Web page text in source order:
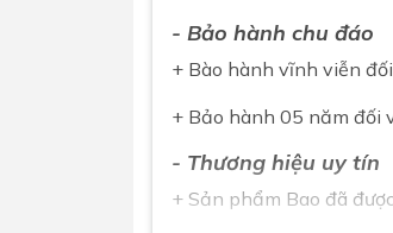
- Bảo hành chu đáo
+ Bào hành vĩnh viễn
+ Bảo hành 05 năm đối
- Thương hiệu uy tín
+ Sản phẩm Bao đã